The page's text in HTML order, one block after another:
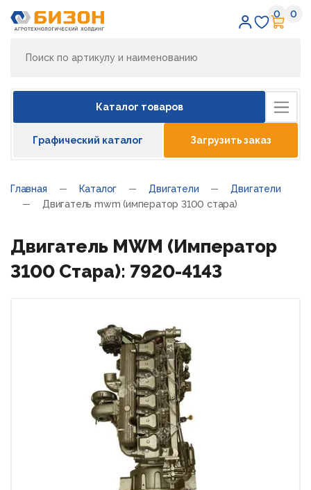
0 0
Каталог товаров
Графический каталог Загрузить заказ
Главная Каталог Двигатели
Двигатели
Двигатель mwm (император 3100 стара)
Двигатель MWM (Император
3100 Стара): 7920-4143